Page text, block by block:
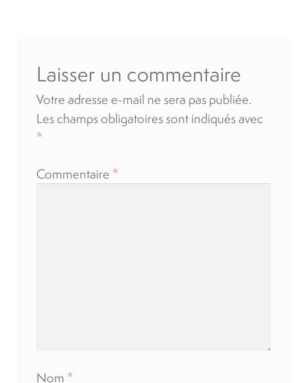
À propos
Blog
Laisser un commentaire
Votre adresse e-mail ne sera pas publiée.
Les champs obligatoires sont indiqués avec
*
Commentaire *
Nom *